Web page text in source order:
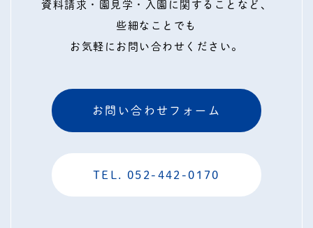
資料請求・園見学・入園に関することなど、
些細なことでも
お気軽にお問い合わせください。
お問い合わせフォーム
TEL. 052-442-0170